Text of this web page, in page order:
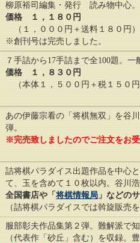
柳原裕司編集・発行 読み物中心。
価格 １，１８０円
（１，０００円＋送料１８０円）
※創刊号は完売しました。
７手詰から17手詰まで全100題。
価格 １，８３０円
（本体１，５００円＋税１５０円
あの伊藤宗看の「将棋無双」を谷
弾。
※完売致しましたのでご注文をお
詰将棋パラダイス出題作品を中心
て、玉を含めて１０枚以内。谷川
全国書店や「将棋情報局 」などの
（詰将棋パラダイスでは斡旋販売
服部彰夫作品集第２弾。難解派で
（代表作「砂丘」含む）を収録。